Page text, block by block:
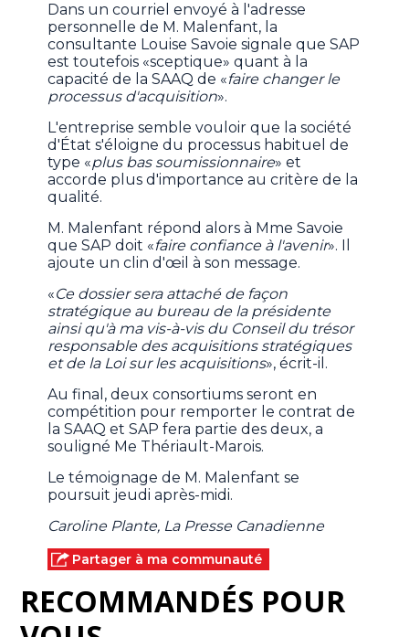
Dans un courriel envoyé à l'adresse
personnelle de M. Malenfant, la
consultante Louise Savoie signale que SAP
est toutefois «sceptique» quant à la
capacité de la SAAQ de «faire changer le
processus d'acquisition».
L'entreprise semble vouloir que la société
d'État s'éloigne du processus habituel de
type «plus bas soumissionnaire» et
accorde plus d'importance au critère de la
qualité.
M. Malenfant répond alors à Mme Savoie
que SAP doit «faire confiance à l'avenir». Il
ajoute un clin d'œil à son message.
«Ce dossier sera attaché de façon
stratégique au bureau de la présidente
ainsi qu'à ma vis-à-vis du Conseil du trésor
responsable des acquisitions stratégiques
et de la Loi sur les acquisitions», écrit-il.
Au final, deux consortiums seront en
compétition pour remporter le contrat de
la SAAQ et SAP fera partie des deux, a
souligné Me Thériault-Marois.
Le témoignage de M. Malenfant se
poursuit jeudi après-midi.
Caroline Plante, La Presse Canadienne
Partager à ma communauté
RECOMMANDÉS POUR